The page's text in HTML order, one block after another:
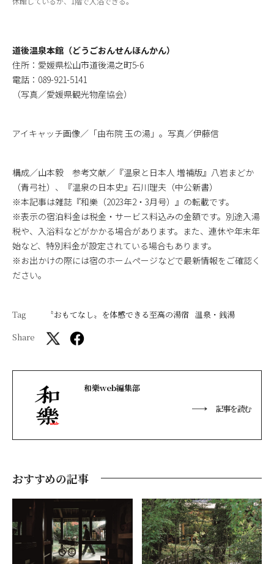
道後温泉本館（どうごおんせんほんかん）
住所：愛媛県松山市道後湯之町5-6
電話：089-921-5141
（写真／愛媛県観光物産協会）
アイキャッチ画像／「由布院 玉の湯」。写真／伊藤信
構成／山本毅 参考文献／『温泉と日本人 増補版』八岩まどか
（青弓社）、『温泉の日本史』石川理夫（中公新書）
※本記事は雑誌『和樂（2023年2・3月号）』の転載です。
※表示の宿泊料金は税金・サービス料込みの金額です。別途入湯
税や、入浴料などがかかる場合があります。また、連休や年末年
始など、特別料金が設定されている場合もあります。
※お出かけの際には宿のホームページなどで最新情報をご確認く
ださい。
Tag 〝おもてなし〟を体感できる至高の湯宿 温泉・銭湯
Share
和樂web編集部
記事を読む
おすすめの記事